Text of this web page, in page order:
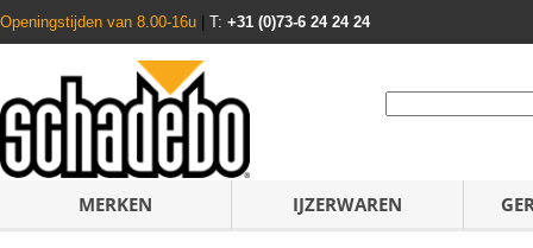
Openingstijden van 8.00-16u T: +31 (0)73-6 24 24 24
MERKEN IJZERWAREN